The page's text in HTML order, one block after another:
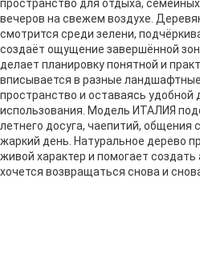
пространство для отдыха,
вечеров на свежем воздухе.
смотрится среди зелени,
создаёт ощущение завершённой
делает планировку понятной и
вписывается в разные
пространство и оставаясь удобной
использования. Модель ИТАЛИЯ
летнего досуга, чаепитий, общения
жаркий день. Натуральное дерево
живой характер и помогает
хочется возвращаться снова и